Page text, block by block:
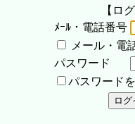
【ロ
ﾒｰﾙ・電話番号
メール・電
パスワード
パスワード